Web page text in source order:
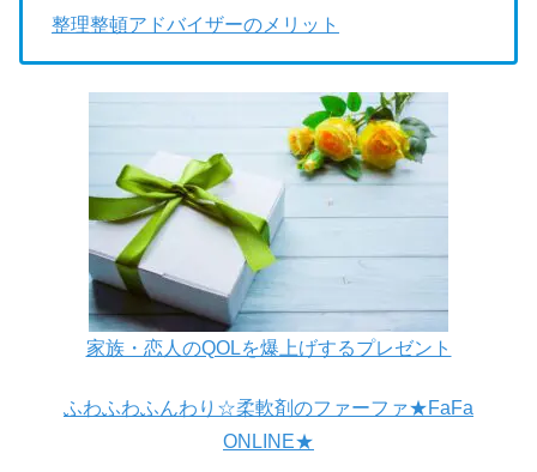
整理整頓アドバイザーのメリット
家族・恋人のQOLを爆上げするプレゼント
ふわふわふんわり☆柔軟剤のファーファ★FaFa
ONLINE★